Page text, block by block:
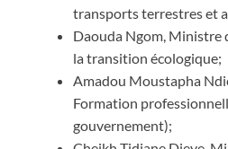
transports terrestres et
Daouda Ngom, Ministre
la transition écologique;
Amadou Moustapha
Formation
gouvernement);